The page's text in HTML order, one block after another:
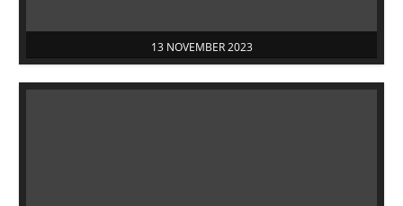
13 NOVEMBER 2023